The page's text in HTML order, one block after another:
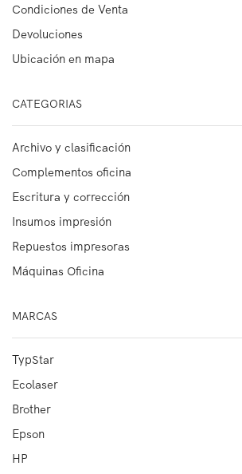
Condiciones de Venta
Devoluciones
Ubicación en mapa
CATEGORIAS
Archivo y clasificación
Complementos oficina
Escritura y corrección
Insumos impresión
Repuestos impresoras
Máquinas Oficina
MARCAS
TypStar
Ecolaser
Brother
Epson
HP